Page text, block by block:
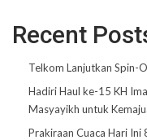
Recent
Telkom Lanjutkan Spin-
Hadiri Haul ke-15 KH
Masyayikh untuk
Prakiraan Cuaca Hari